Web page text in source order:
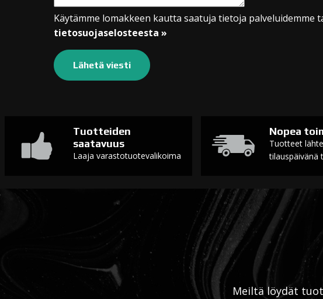
Käytämme lomakkeen kautta saatuja tietoja palveluidemme
tietosuojaselosteesta »
Tuotteiden
saatavuus
Laaja varastotuotevalikoima
Nopea
Tuotteet
tilauspäivänä
Meiltä löydät